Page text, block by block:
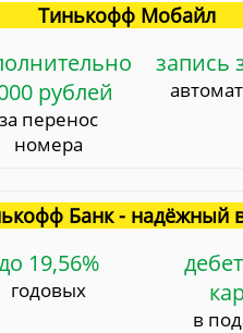
Тинькофф Мобайл
рублей
за перенос
номера
запись
Банк - надёжный
19,56%
годовых
в